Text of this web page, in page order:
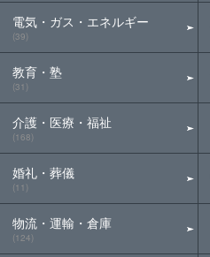
電気・ガス・エネルギー
(39)
教育・塾
(31)
介護・医療・福祉
(168)
婚礼・葬儀
(11)
物流・運輸・倉庫
(124)